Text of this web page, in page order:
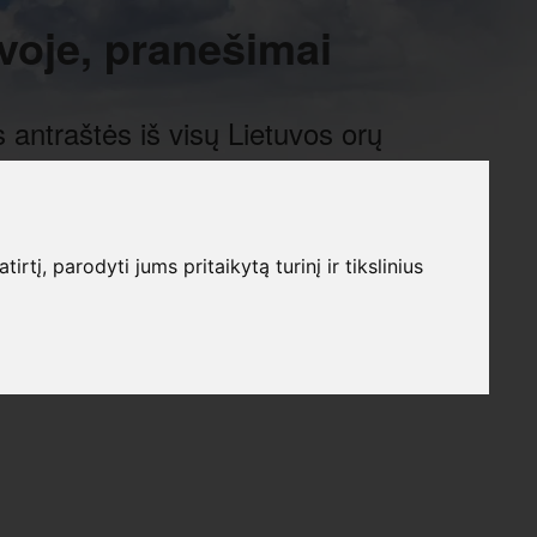
parodyti jums pritaikytą turinį ir tikslinius
pranešimai
iš visų Lietuvos orų